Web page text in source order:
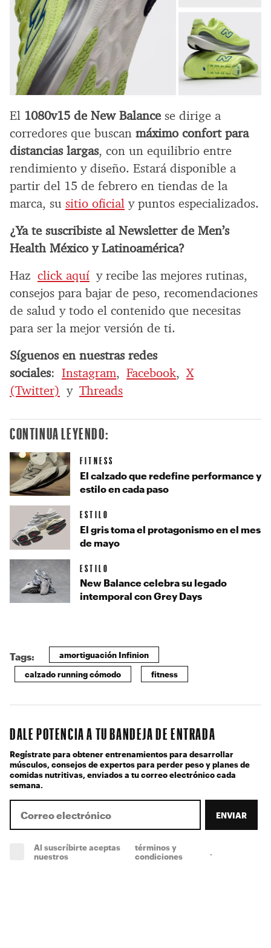
El 1080v15 de New Balance se dirige a
corredores que buscan máximo confort para
distancias largas, con un equilibrio entre
rendimiento y diseño. Estará disponible a
partir del 15 de febrero en tiendas de la
marca, su sitio oficial y puntos especializados.
¿Ya te suscribiste al Newsletter de Men’s
Health México y Latinoamérica?
Haz click aquí y recibe las mejores rutinas,
consejos para bajar de peso, recomendaciones
de salud y todo el contenido que necesitas
para ser la mejor versión de ti.
Síguenos en nuestras redes
sociales: Instagram, Facebook,X
(Twitter) y Threads
CONTINUA LEYENDO:
FITNESS
El calzado que redefine performance y
estilo en cada paso
ESTILO
El gris toma el protagonismo en el mes
de mayo
ESTILO
New Balance celebra su legado
intemporal con Grey Days
Tags: amortiguación Infinion
calzado running cómodo fitness
DALE POTENCIA A TU BANDEJA DE ENTRADA
Regístrate para obtener entrenamientos para desarrollar
músculos, consejos de expertos para perder peso y planes de
comidas nutritivas, enviados a tu correo electrónico cada
semana.
ENVIAR
Al suscríbirte aceptas
nuestros
términos y
condiciones